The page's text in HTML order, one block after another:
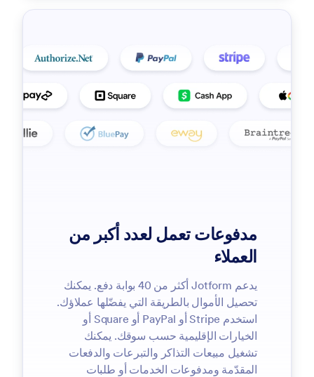
مدفوعات تعمل لعدد أكبر من
العملاء
يدعم Jotform أكثر من 40 بوابة دفع. يمكنك
تحصيل الأموال بالطريقة التي يفضّلها عملاؤك.
استخدم Stripe أو PayPal أو Square أو
الخيارات الإقليمية حسب سوقك. يمكنك
تشغيل مبيعات التذاكر والتبرعات والدفعات
المقدّمة ومدفوعات الخدمات أو طلبات